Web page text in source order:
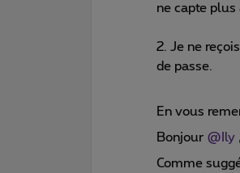
ne capte plus
2. Je ne
de passe.
En vous
Bonjour @Ily ,
Comme